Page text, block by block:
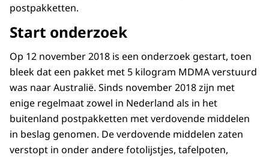
postpakketten.
Start onderzoek
Op 12 november 2018 is een onderzoek gestart, toen
bleek dat een pakket met 5 kilogram MDMA verstuurd
was naar Australië. Sinds november 2018 zijn met
enige regelmaat zowel in Nederland als in het
buitenland postpakketten met verdovende middelen
in beslag genomen. De verdovende middelen zaten
verstopt in onder andere fotolijstjes, tafelpoten,